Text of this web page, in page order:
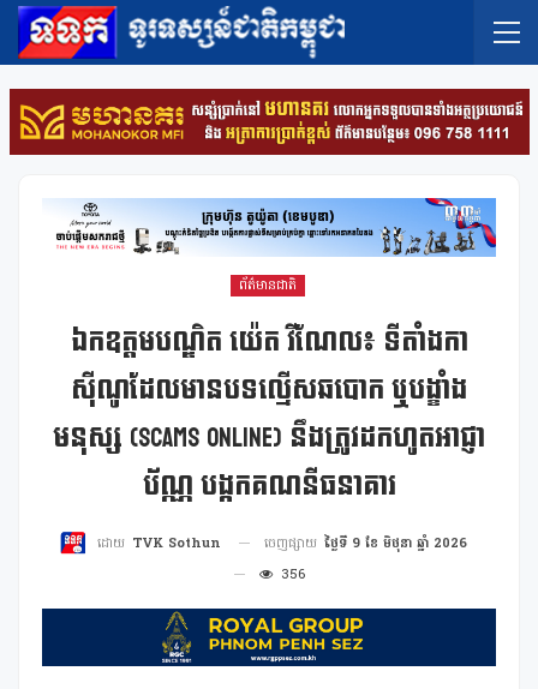
ព័ត៌មានជាតិ
ឯកឧត្តមបណ្ឌិត យ៉េត វីណែល៖ ទីតាំងកា
ស៊ីណូដែលមានបទល្មើសឆបោក ឬបង្ខាំង
មនុស្ស (Scams Online) នឹងត្រូវដកហូតអាជ្ញា
ប័ណ្ណ បង្កកគណនីធនាគារ
ដោយ TVK Sothun ចេញផ្សាយ ថ្ងៃទី 9 ខែ មិថុនា ឆ្នាំ 2026
356